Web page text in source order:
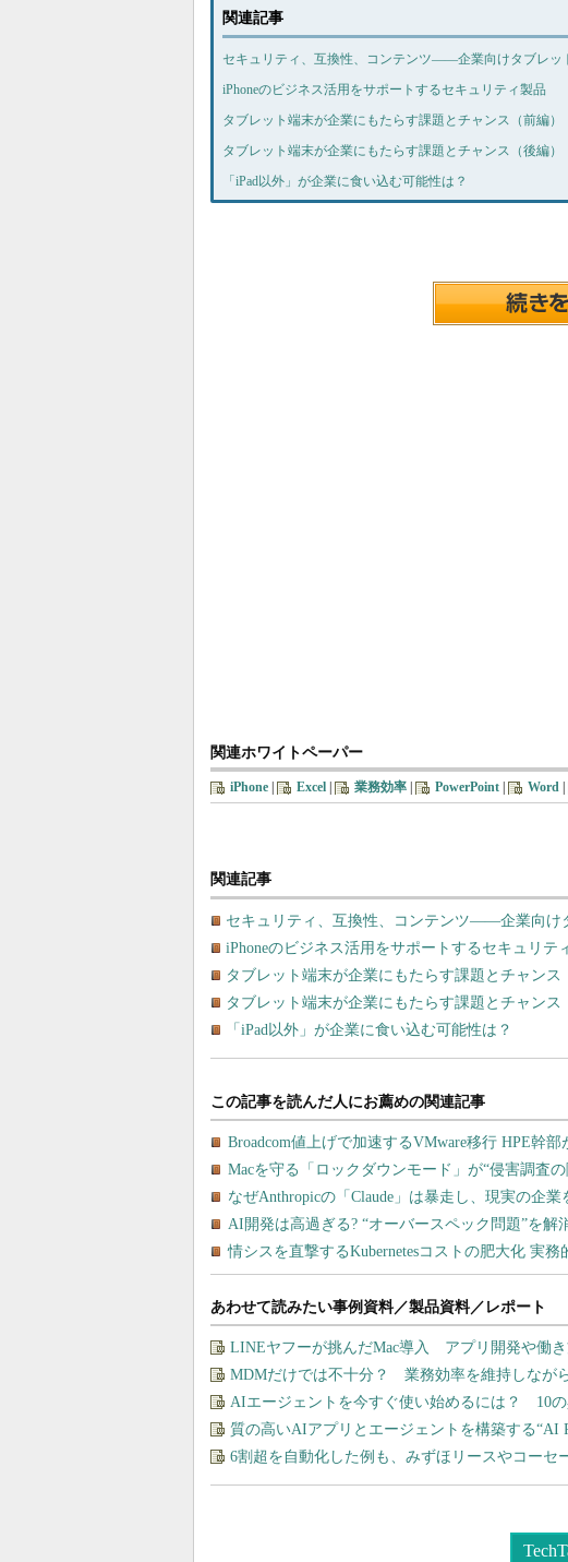
関連記事
セキュリティ、互換性、コンテンツ――企業向けタブレッ
iPhoneのビジネス活用をサポートするセキュリティ製品
タブレット端末が企業にもたらす課題とチャンス（前編）
タブレット端末が企業にもたらす課題とチャンス（後編）
「iPad以外」が企業に食い込む可能性は？
関連ホワイトペーパー
iPhone Excel 業務効率 PowerPoint Word
関連記事
セキュリティ、互換性、コンテンツ――企業向け
iPhoneのビジネス活用をサポートするセキュリテ
タブレット端末が企業にもたらす課題とチャンス
タブレット端末が企業にもたらす課題とチャンス
「iPad以外」が企業に食い込む可能性は？
あわせて読みたい事例資料／製品資料／レポート
LINEヤフーが挑んだMac導入 アプリ開発や働き
MDMだけでは不十分？ 業務効率を維持しなが
AIエージェントを今すぐ使い始めるには？ 10
質の高いAIアプリとエージェントを構築する“AI
6割超を自動化した例も、みずほリースやコーセ